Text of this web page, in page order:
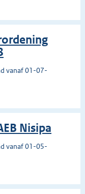
vanaf 01-07-
Nisipa
vanaf 01-05-